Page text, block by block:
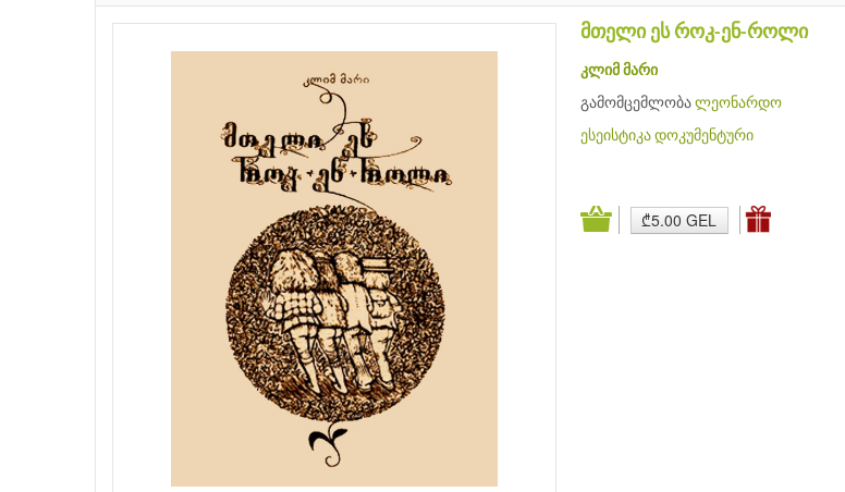
მთელი ეს როკ-ენ-როლი
კლიმ მარი
გამომცემლობა ლეონარდო
ესეისტიკა დოკუმენტური
₾5.00 GEL